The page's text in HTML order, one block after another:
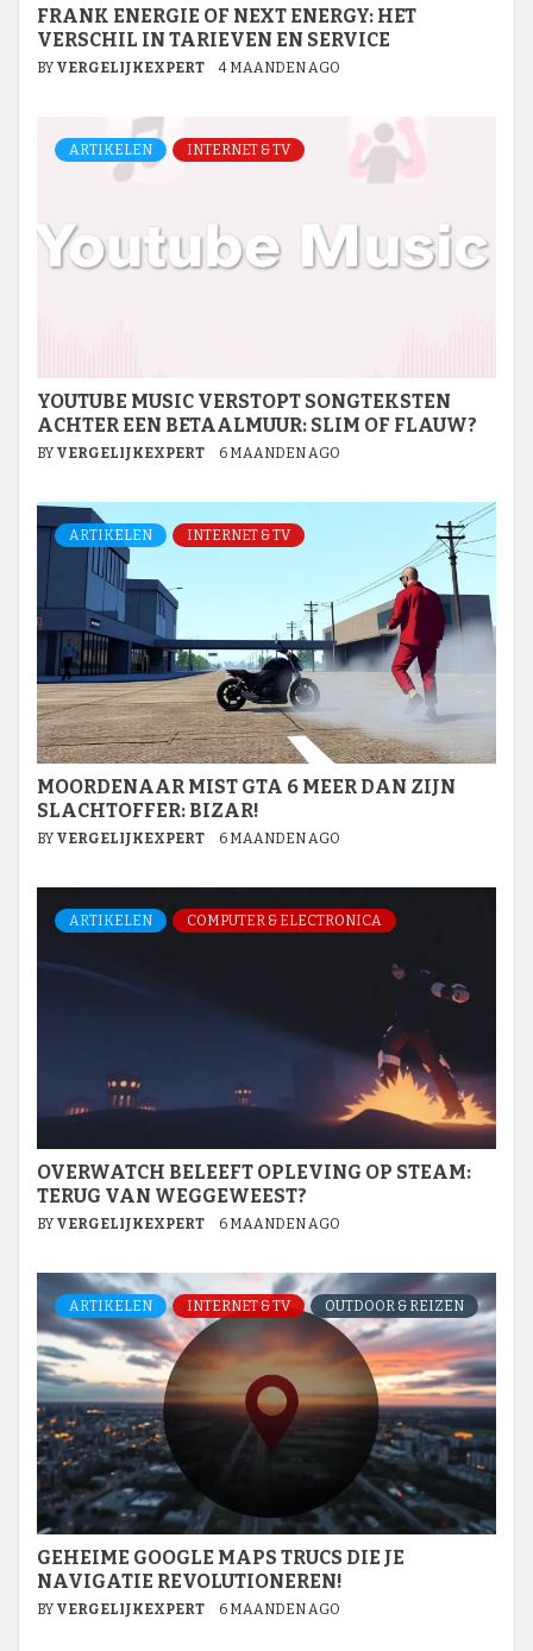
FRANK ENERGIE OF NEXT ENERGY: HET
VERSCHIL IN TARIEVEN EN SERVICE
BY VERGELIJKEXPERT 4 MAANDEN AGO
ARTIKELEN INTERNET & TV
YOUTUBE MUSIC VERSTOPT SONGTEKSTEN
ACHTER EEN BETAALMUUR: SLIM OF FLAUW?
BY VERGELIJKEXPERT 6 MAANDEN AGO
ARTIKELEN INTERNET & TV
MOORDENAAR MIST GTA 6 MEER DAN ZIJN
SLACHTOFFER: BIZAR!
BY VERGELIJKEXPERT 6 MAANDEN AGO
ARTIKELEN COMPUTER & ELECTRONICA
OVERWATCH BELEEFT OPLEVING OP STEAM:
TERUG VAN WEGGEWEEST?
BY VERGELIJKEXPERT 6 MAANDEN AGO
ARTIKELEN INTERNET & TV OUTDOOR & REIZEN
GEHEIME GOOGLE MAPS TRUCS DIE JE
NAVIGATIE REVOLUTIONEREN!
BY VERGELIJKEXPERT 6 MAANDEN AGO